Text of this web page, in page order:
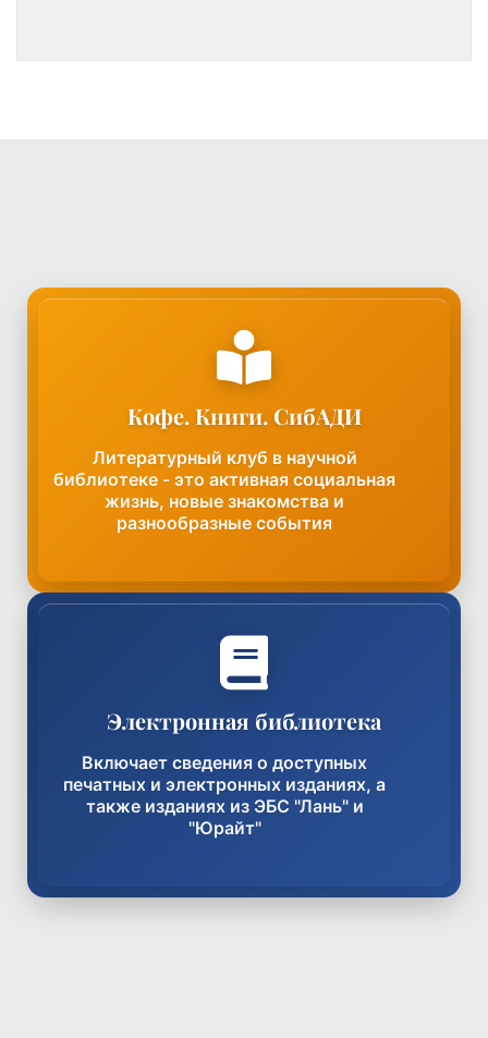
Кофе. Книги. СибАДИ
Литературный клуб в научной
библиотеке - это активная социальная
жизнь, новые знакомства и
разнообразные события
Как присоединиться?
Подпишись на группу в ВК и следи за
Не хочешь ждать? Напиши председателю
клуба в ЛС!
Электронная библиотека
Включает сведения о доступных
печатных и электронных изданиях, а
также изданиях из ЭБС "Лань" и
"Юрайт"
Как воспользоваться?
Каталог доступен для всех читателей. Для
просмотра полных текстов необходима
авторизация с помощью читательского
билета.